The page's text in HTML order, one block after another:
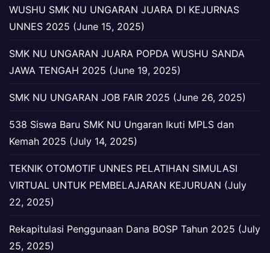
WUSHU SMK NU UNGARAN JUARA DI KEJURNAS
UNNES 2025 (June 15, 2025)
SMK NU UNGARAN JUARA POPDA WUSHU SANDA
JAWA TENGAH 2025 (June 19, 2025)
SMK NU UNGARAN JOB FAIR 2025 (June 26, 2025)
538 Siswa Baru SMK NU Ungaran Ikuti MPLS dan
Kemah 2025 (July 14, 2025)
TEKNIK OTOMOTIF UNNES PELATIHAN SIMULASI
VIRTUAL UNTUK PEMBELAJARAN KEJURUAN (July
22, 2025)
Rekapitulasi Penggunaan Dana BOSP Tahun 2025 (July
25, 2025)